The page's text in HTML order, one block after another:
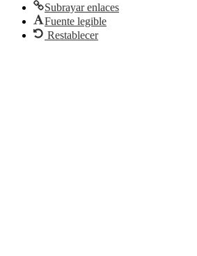
Subrayar enlaces
Fuente legible
Restablecer